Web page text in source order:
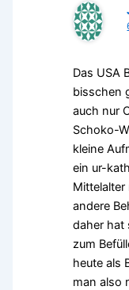
Das USA
bisschen
auch nur
Schoko-
kleine
ein ur-
Mittelalter
andere
daher hat
zum
heute als
man also